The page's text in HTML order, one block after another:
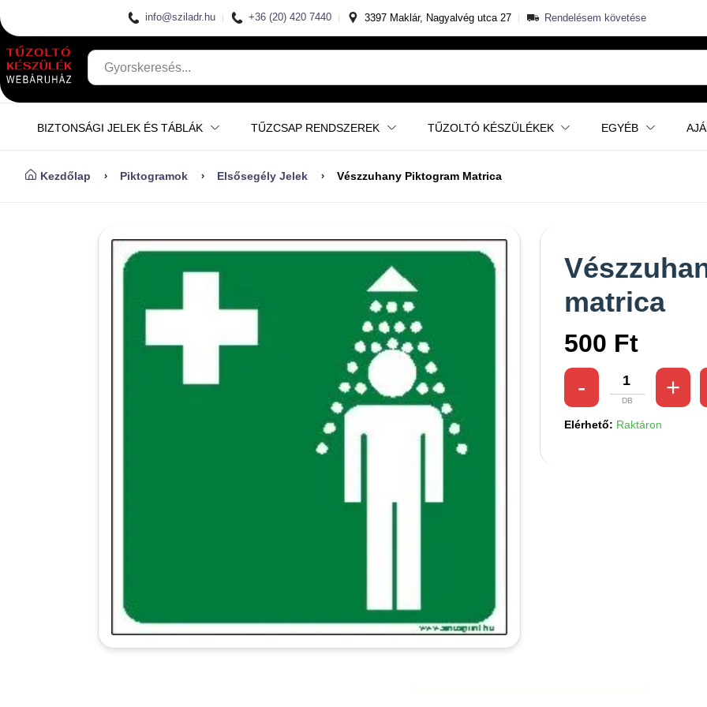
info@sziladr.hu +36 (20) 420 7440 3397 Maklár, Nagyalvég utca 27 Rendelésem követése
BIZTONSÁGI JELEK ÉS TÁBLÁK TŰZCSAP RENDSZEREK TŰZOLTÓ KÉSZÜLÉKEK EGYÉB
Kezdőlap Piktogramok Elsősegély Jelek Vészzuhany Piktogram Matrica
matrica
500 Ft
Elérhető: Raktáron